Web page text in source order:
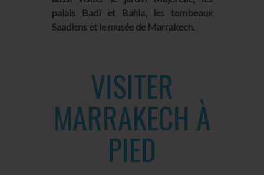
palais Badi et Bahia, les tombeaux
Saadiens et le musée de Marrakech.
VISITER
MARRAKECH À
PIED